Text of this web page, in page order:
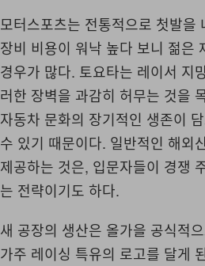
모터스포츠는 전통적으로 첫발
장비 비용이 워낙 높다 보니 젊은
경우가 많다. 토요타는 레이서 지
러한 장벽을 과감히 허무는 것을
자동차 문화의 장기적인 생존이
수 있기 때문이다. 일반적인 해외
제공하는 것은, 입문자들이 경쟁
는 전략이기도 하다.
새 공장의 생산은 올가을 공식적
가주 레이싱 특유의 로고를 달게